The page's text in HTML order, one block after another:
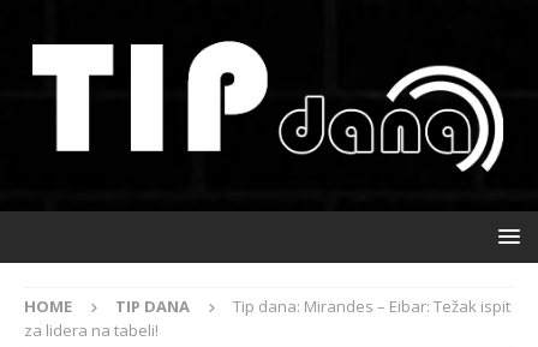
HOME TIP DANA
Tip dana: Mirandes – Eibar: Težak ispit
za lidera na tabeli!